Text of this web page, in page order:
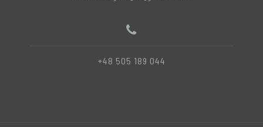
+48 505 189 044